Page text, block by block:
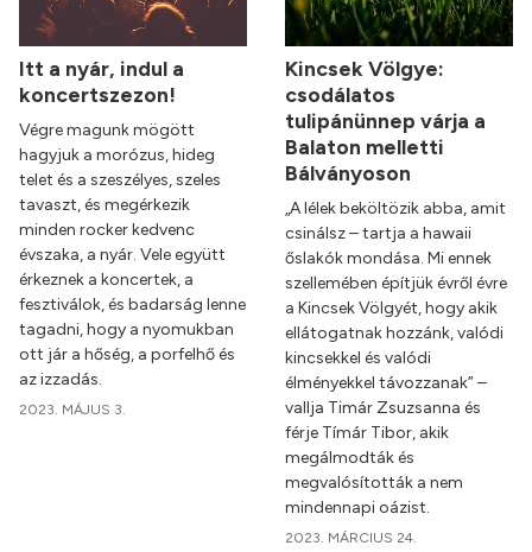
Itt a nyár, indul a
koncertszezon!
Végre magunk mögött
hagyjuk a morózus, hideg
telet és a szeszélyes, szeles
tavaszt, és megérkezik
minden rocker kedvenc
évszaka, a nyár. Vele együtt
érkeznek a koncertek, a
fesztiválok, és badarság lenne
tagadni, hogy a nyomukban
ott jár a hőség, a porfelhő és
az izzadás.
2023. MÁJUS 3.
Kincsek Völgye:
csodálatos
tulipánünnep várja a
Balaton melletti
Bálványoson
„A lélek beköltözik abba, amit
csinálsz – tartja a hawaii
őslakók mondása. Mi ennek
szellemében építjük évről évre
a Kincsek Völgyét, hogy akik
ellátogatnak hozzánk, valódi
kincsekkel és valódi
élményekkel távozzanak” –
vallja Timár Zsuzsanna és
férje Tímár Tibor, akik
megálmodták és
megvalósították a nem
mindennapi oázist.
2023. MÁRCIUS 24.